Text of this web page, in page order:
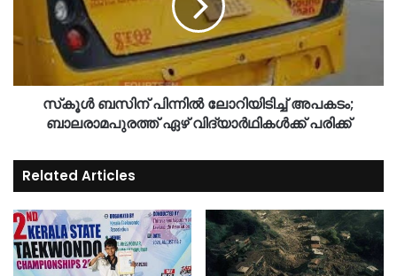
സ്‌കൂൾ ബസിന് പിന്നിൽ ലോറിയിടിച്ച് അപകടം;
ബാലരാമപുരത്ത് ഏഴ് വിദ്യാർഥികൾക്ക് പരിക്ക്
Related Articles